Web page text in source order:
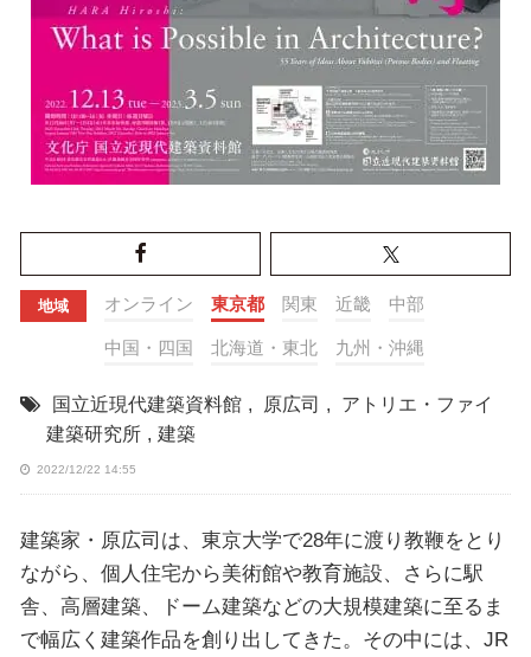
地域 オンライン 東京都 関東 近畿 中部
中国・四国 北海道・東北 九州・沖縄
国立近現代建築資料館 , 原広司 ,
アトリエ・ファイ
建築研究所 , 建築
2022/12/22 14:55
建築家・原広司は、東京大学で28年に渡り教鞭をとり
ながら、個人住宅から美術館や教育施設、さらに駅
舎、高層建築、ドーム建築などの大規模建築に至るま
で幅広く建築作品を創り出してきた。その中には、JR